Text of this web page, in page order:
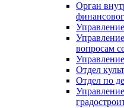
Орган
вопросам
Отдел
Отдел по